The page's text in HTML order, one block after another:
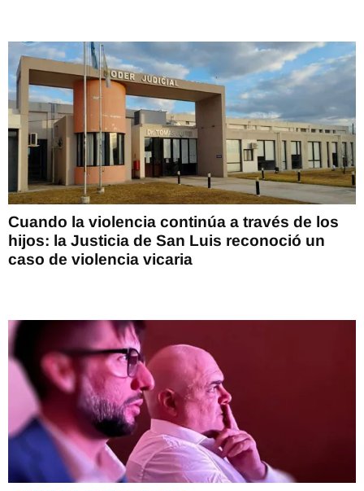
Cuando la violencia continúa a través de los
hijos: la Justicia de San Luis reconoció un
caso de violencia vicaria